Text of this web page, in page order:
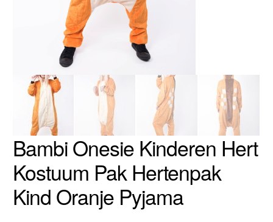
Bambi Onesie Kinderen Hert
Kostuum Pak Hertenpak
Kind Oranje Pyjama